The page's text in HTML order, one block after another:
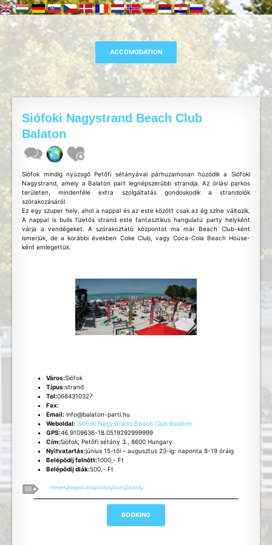
Siófoki Nagystrand Beach Club
Balaton
Siófok mindig nyüzsgő Petőfi sétányával párhuzamosan húzódik a Siófoki
Nagystrand, amely a Balaton part legnépszerűbb strandja. Az óriási parkos
területen, mindenféle extra szolgáltatás gondoskodik a strandolók
szórakozásáról.
Ez egy szuper hely, ahol a nappal és az este között csak az ég színe változik.
A nappal is bulis fizetős strand este fantasztikus hangulatú party helyként
várja a vendégeket. A szórakoztató központot ma már Beach Club-ként
ismerjük, de a korábbi években Coke Club, vagy Coca-Cola Beach House-
ként emlegettük.
Város:Siófok
Típus:strand
Tel:0684310327
Fax:
Email: info@balaton-parti.hu
Weboldal: Siófoki Nagystrand Beach Club Balaton
GPS:46.9109636-18.0519292999999
Cím:Siófok, Petőfi sétány 3., 8600 Hungary
Nyitvatartás:június 15-től – augusztus 23-ig: naponta 8-19 óráig
Belépődíj felnőtt:1000,- Ft
Belépődíj diák:500,- Ft
Helyek,Nagystrand,Siófok,Sport,Strand,